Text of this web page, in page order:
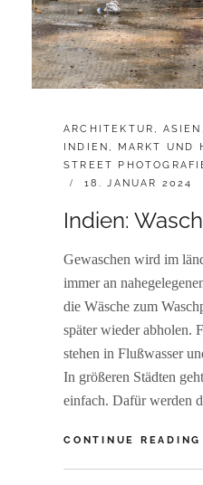
CATEGORIES:
ARCHITEKTUR, ASIEN
INDIEN, MARKT UND
STREET
POSTED
18. JANUAR 2024
Indien:
Gewaschen wird im
immer an
die Wäsche zum
später wieder abholen.
stehen in Flußwasser
In größeren Städten
einfach. Dafür werden
CONTINUE READING